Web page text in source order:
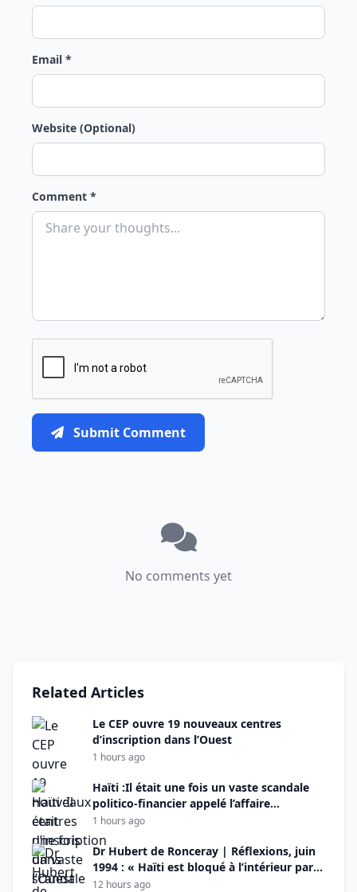
Email *
Website (Optional)
Comment *
Submit Comment
No comments yet
Related Articles
Le CEP ouvre 19 nouveaux centres
d’inscription dans l’Ouest
1 hours ago
Haïti :Il était une fois un vaste scandale
politico-financier appelé l’affaire
PetroCaribe (Deuxième
partie)
1 hours ago
Dr Hubert de Ronceray | Réflexions, juin
1994 : « Haïti est bloqué à l’intérieur par
des égoïsmes irréconciliables et à
12 hours ago